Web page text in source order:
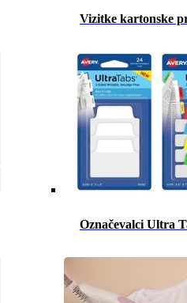
Vizitke kartonske
Označevalci Ultra